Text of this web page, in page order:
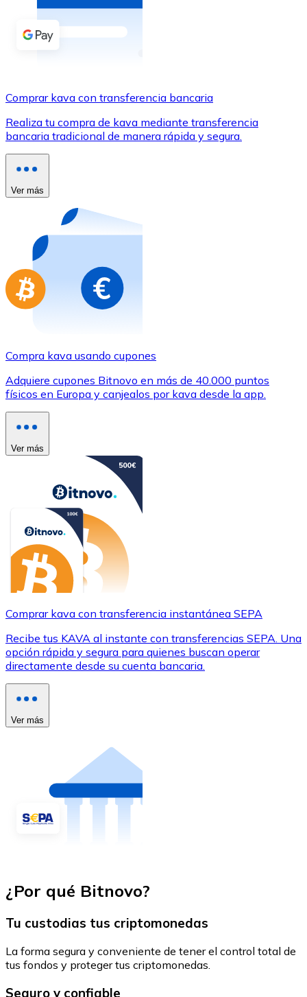
Comprar con efectivo
Transferencia SEPA
Utiliza tarjetas Visa y Mastercard para comprar
Comprar con tarjeta
Compra tarjetas regalo de tus marcas favoritas con
Ir a la tienda de tarjetas regalo
Comprar kava con transferencia bancaria
Realiza tu compra de kava mediante transferencia
bancaria tradicional de manera rápida y segura.
Ver más
Compra kava usando cupones
Adquiere cupones Bitnovo en más de 40.000 puntos
físicos en Europa y canjealos por kava desde la app.
Ver más
Comprar kava con transferencia instantánea SEPA
Recibe tus KAVA al instante con transferencias SEPA. Una
opción rápida y segura para quienes buscan operar
directamente desde su cuenta bancaria.
Ver más
¿Por qué Bitnovo?
Tu custodias tus criptomonedas
La forma segura y conveniente de tener el control total de
tus fondos y proteger tus criptomonedas.
Seguro y confiable